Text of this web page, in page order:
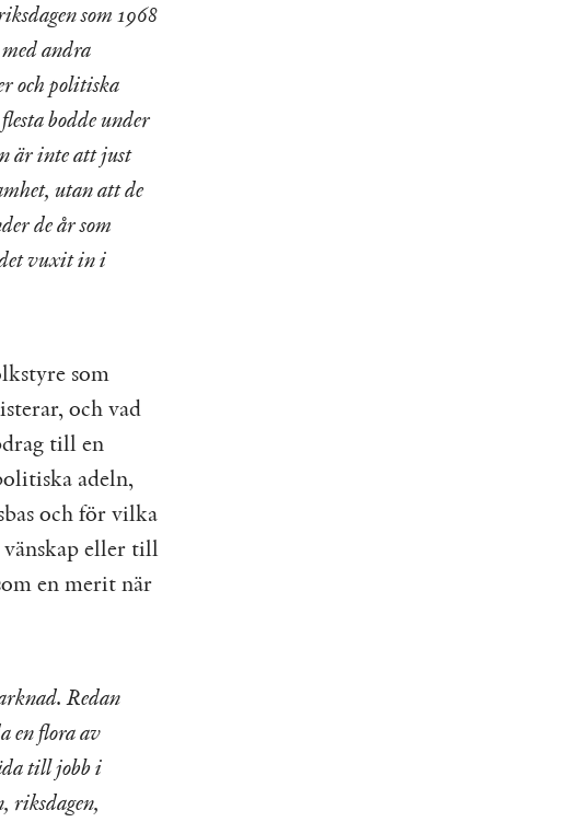
som 1968
andra
och politiska
bodde under
är inte att just
utan att de
de år som
vuxit in i
som
och vad
till en
adeln,
och för vilka
vänskap eller till
en merit när
Redan
en flora av
till jobb i
riksdagen,